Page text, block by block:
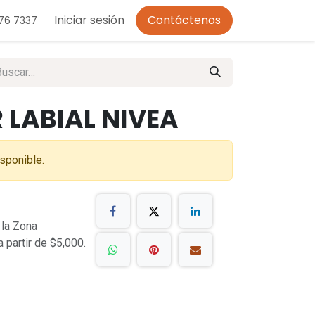
de Privacidad
7337 Iniciar sesión Contáctenos
LABIAL NIVEA
Zona
partir de $5,000.